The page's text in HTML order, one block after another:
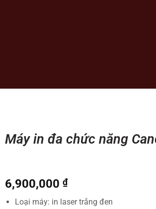
Máy in đa chức năng
6,900,000 ₫
Loại máy: in laser trắng đen